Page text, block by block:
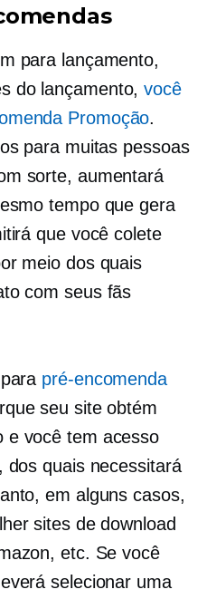
para lançamento,
do lançamento,você
Promoção.
para muitas pessoas
sorte, aumentará
tempo que gera
que você colete
meio dos quais
com seus fãs
pré-encomenda
seu site obtém
e você tem acesso
dos quais necessitará
em alguns casos,
sites de download
etc. Se você
selecionar uma